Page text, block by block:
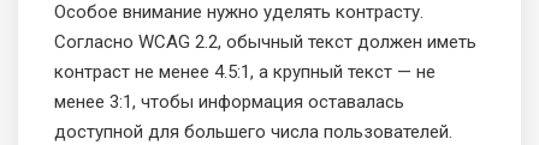
Особое внимание нужно уделять контрасту.
Согласно WCAG 2.2, обычный текст должен иметь
контраст не менее 4.5:1, а крупный текст — не
менее 3:1, чтобы информация оставалась
доступной для большего числа пользователей.